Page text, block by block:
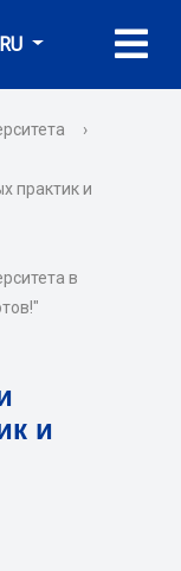
RU
›
практик и
в
и